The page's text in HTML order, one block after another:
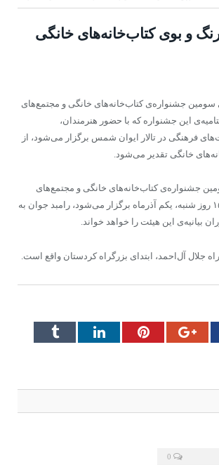
رنگ و بوی کتاب‌خانه‌های خانگی
سومین جشنواره‌ی کتاب‌خانه‌های خانگی و مجتمع‌های
این جشنواره که با حضور هنرمندان،
فرهنگی در تالار ایوان شمس برگزار می‌شود، از
خانگی تقدیر می‌شود.
جشنواره‌ی کتاب‌خانه‌های خانگی و مجتمع‌های
مسکونی که ساعت ۱۵ روز شنبه، یکم آذرماه برگزار می‌شود، رامبد جوان به
بیانیه‌ی این هیئت را خواهد خواند.
جلال‌ آل‌احمد، ابتدای بزرگراه کردستان واقع است.
Google+
Pinterest
LinkedIn
Tumblr